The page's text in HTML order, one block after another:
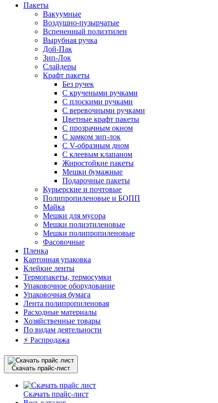
Пакеты
Вакуумные
Воздушно-пузырчатые
Вспененный полиэтилен
Вырубная ручка
Дой-Пак
Зип-Лок
Слайдеры
Крафт пакеты
Без ручек
С кручеными ручками
С плоскими ручками
С веревочными ручками
Цветные крафт пакеты
С прозрачным окном
С замком зип-лок
С V-образным дном
С клеевым клапаном
Жиростойкие пакеты
Мешки бумажные
Подарочные пакеты
Курьерские и почтовые
Полипропиленовые и БОПП
Майка
Мешки для мусора
Мешки полиэтиленовые
Мешки полипропиленовые
Фасовочные
Пленка
Картонная упаковка
Клейкие ленты
Термопакеты, термосумки
Упаковочное оборудование
Упаковочная бумага
Лента полипропиленовая
Расходные материалы
Хозяйственные товары
По видам деятельности
⚡️ Распродажа
Скачать прайс-лист
Скачать прайс-лист